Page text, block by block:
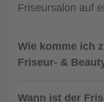
Friseursalon auf
Wie komme ich
Friseur- &
Wann ist der